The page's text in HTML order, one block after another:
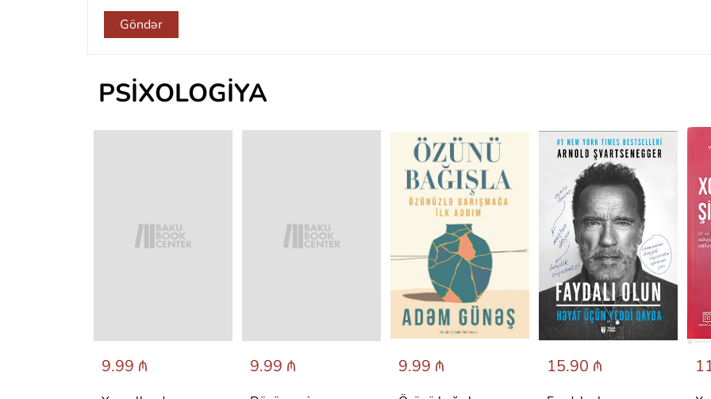
Göndər
PSIXOLOGIYA
9.99 ₼ 9.99 ₼ 9.99 ₼ 15.90 ₼